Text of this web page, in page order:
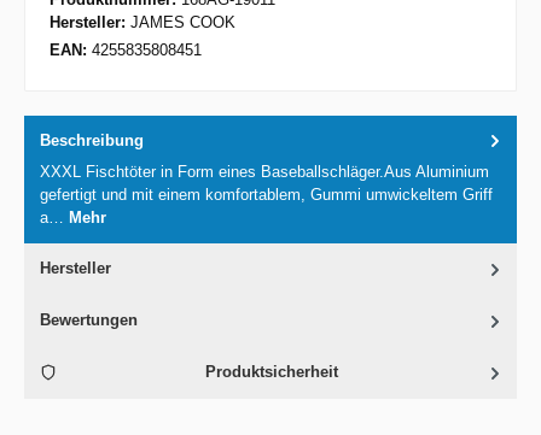
Hersteller: JAMES COOK
EAN: 4255835808451
Beschreibung
XXXL Fischtöter in Form eines Baseballschläger.Aus Aluminium
gefertigt und mit einem komfortablem, Gummi umwickeltem Griff
a… Mehr
Hersteller
Bewertungen
Produktsicherheit